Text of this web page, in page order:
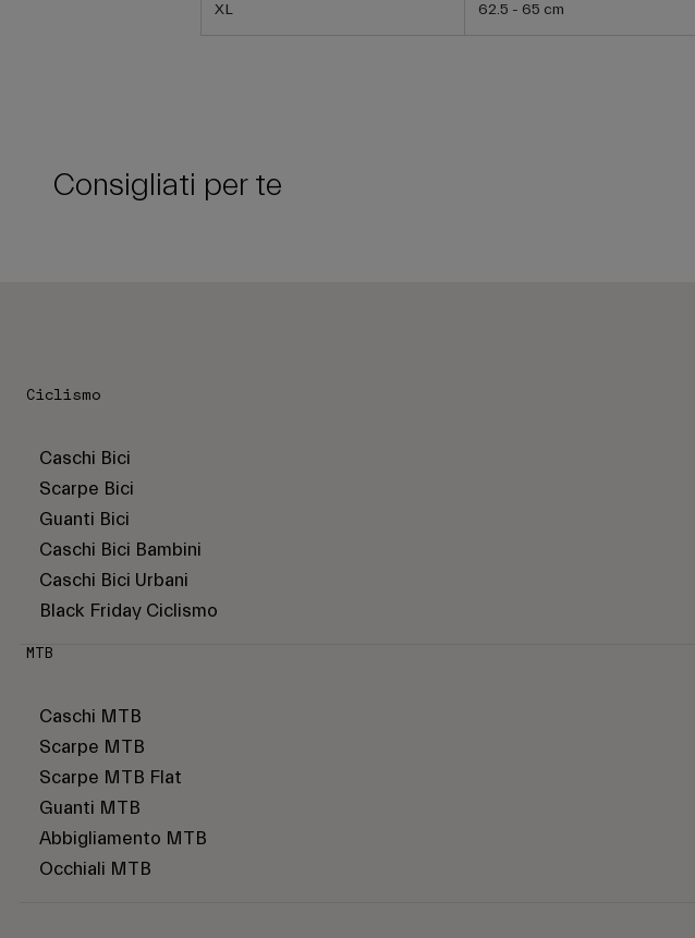
XL 62.5 - 65 cm
Consigliati per te
Ciclismo
Caschi Bici
Scarpe Bici
Guanti Bici
Caschi Bici Bambini
Caschi Bici Urbani
Black Friday Ciclismo
MTB
Caschi MTB
Scarpe MTB
Scarpe MTB Flat
Guanti MTB
Abbigliamento MTB
Occhiali MTB